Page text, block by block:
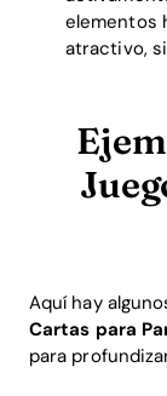
elementos
atractivo,
Aquí hay
Cartas para
para